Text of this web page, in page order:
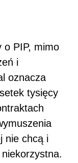
o PIP, mimo
i
oznacza
tysięcy
nie chcą i